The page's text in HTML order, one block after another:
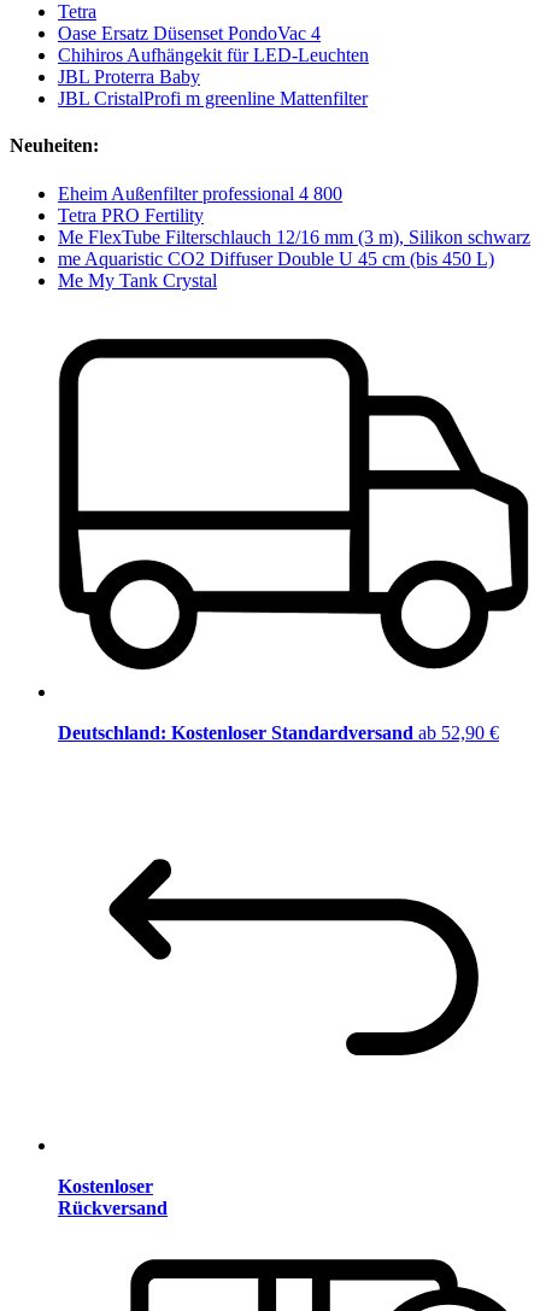
Tetra
Oase Ersatz Düsenset PondoVac 4
Chihiros Aufhängekit für LED-Leuchten
JBL Proterra Baby
JBL CristalProfi m greenline Mattenfilter
Neuheiten:
Eheim Außenfilter professional 4 800
Tetra PRO Fertility
Me FlexTube Filterschlauch 12/16 mm (3 m), Silikon schwarz
me Aquaristic CO2 Diffuser Double U 45 cm (bis 450 L)
Me My Tank Crystal
Deutschland: Kostenloser Standardversand ab 52,90 €
Kostenloser
Rückversand